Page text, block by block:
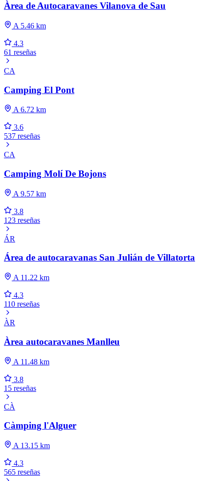
Àrea de Autocaravanes Vilanova de Sau
A 5.46 km
4.3
61 reseñas
CA
Camping El Pont
A 6.72 km
3.6
537 reseñas
CA
Camping Molí De Bojons
A 9.57 km
3.8
123 reseñas
ÁR
Área de autocaravanas San Julián de Villatorta
A 11.22 km
4.3
110 reseñas
ÀR
Àrea autocaravanes Manlleu
A 11.48 km
3.8
15 reseñas
CÀ
Càmping l'Alguer
A 13.15 km
4.3
565 reseñas